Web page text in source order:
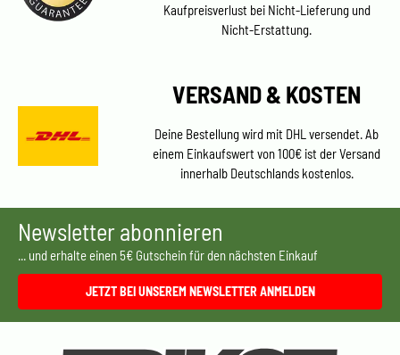
Kaufpreisverlust bei Nicht-Lieferung und
Nicht-Erstattung.
VERSAND & KOSTEN
Deine Bestellung wird mit DHL versendet. Ab
einem Einkaufswert von 100€ ist der Versand
innerhalb Deutschlands kostenlos.
Newsletter abonnieren
... und erhalte einen 5€ Gutschein für den nächsten Einkauf
JETZT BEI UNSEREM NEWSLETTER ANMELDEN